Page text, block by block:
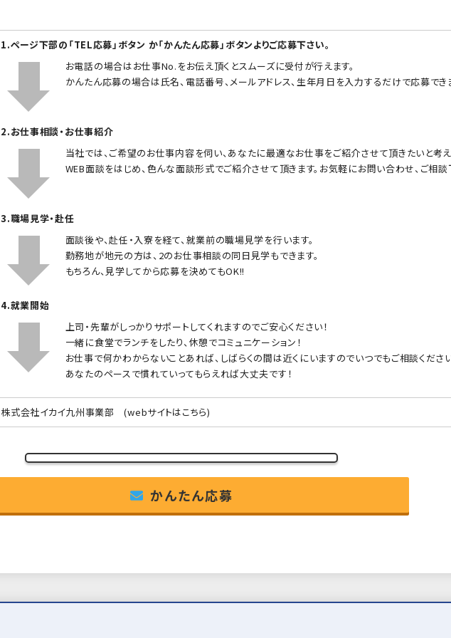
1.ページ下部の「TEL応募」ボタン か「かんたん応募」ボタンよりご応募下さい。
お電話の場合はお仕事No.をお伝え頂くとスムーズに受付が行えます。
かんたん応募の場合は氏名、電話番号、メールアドレス、生年月日を入力するだけで応募でき
2.お仕事相談・お仕事紹介
当社では、ご希望のお仕事内容を伺い、あなたに最適なお仕事をご紹介させて頂きたいと考え
WEB面談をはじめ、色んな面談形式でご紹介させて頂きます。お気軽にお問い合わせ、ご相談
3.職場見学・赴任
面談後や、赴任・入寮を経て、就業前の職場見学を行います。
勤務地が地元の方は、2のお仕事相談の同日見学もできます。
もちろん、見学してから応募を決めてもOK!!
4.就業開始
上司・先輩がしっかりサポートしてくれますのでご安心ください！
一緒に食堂でランチをしたり、休憩でコミュニケーション！
お仕事で何かわからないことあれば、しばらくの間は近くにいますのでいつでもご相談ください
あなたのペースで慣れていってもらえれば大丈夫です！
株式会社イカイ九州事業部(webサイトはこちら)
かんたん応募